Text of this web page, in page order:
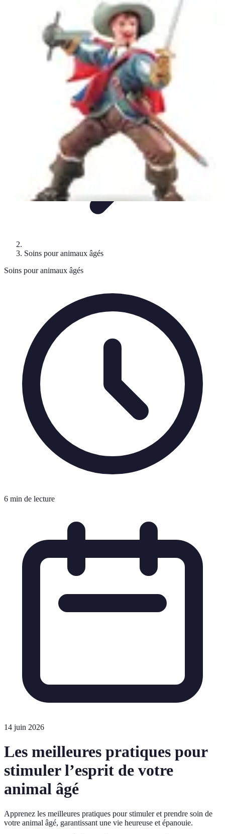
Soins pour animaux âgés
TendancesHygiène Santé Nutrition
Soins Animaux Âgés
Soins pour animaux âgés
Soins pour animaux âgés
6 min de lecture
14 juin 2026
Les meilleures pratiques pour
stimuler l’esprit de votre
animal âgé
Apprenez les meilleures pratiques pour stimuler et prendre soin de
votre animal âgé, garantissant une vie heureuse et épanouie.